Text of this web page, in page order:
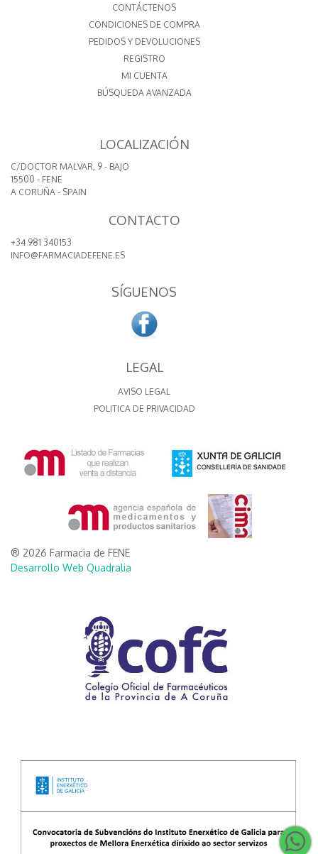
CONTÁCTENOS
CONDICIONES DE COMPRA
PEDIDOS Y DEVOLUCIONES
REGISTRO
MI CUENTA
BÚSQUEDA AVANZADA
LOCALIZACIÓN
C/DOCTOR MALVAR, 9 - BAJO
15500 - FENE
A CORUÑA - SPAIN
CONTACTO
+34 981 340153
INFO@FARMACIADEFENE.ES
SÍGUENOS
LEGAL
AVISO LEGAL
POLITICA DE PRIVACIDAD
® 2026 Farmacia de FENE
Desarrollo Web Quadralia